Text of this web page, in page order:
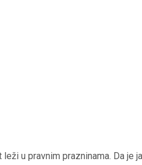
u pravnim prazninama. Da je